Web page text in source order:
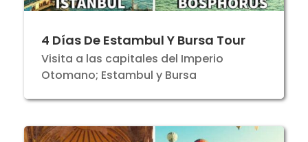
4 Días De Estambul Y Bursa Tour
Visita a las capitales del Imperio
Otomano; Estambul y Bursa